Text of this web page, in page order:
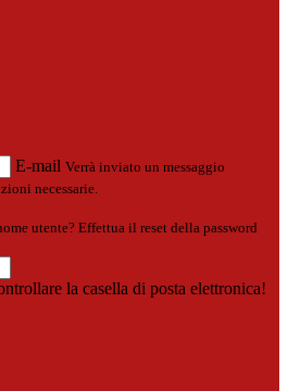
E-mail Verrà inviato un messaggio
necessarie.
utente? Effettua il reset della password
la casella di posta elettronica!